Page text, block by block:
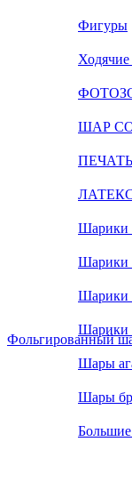
Фигуры
ШАР
Шарики
Шарики
Шарики
Шарики
Шары
Шары
Фольгированный